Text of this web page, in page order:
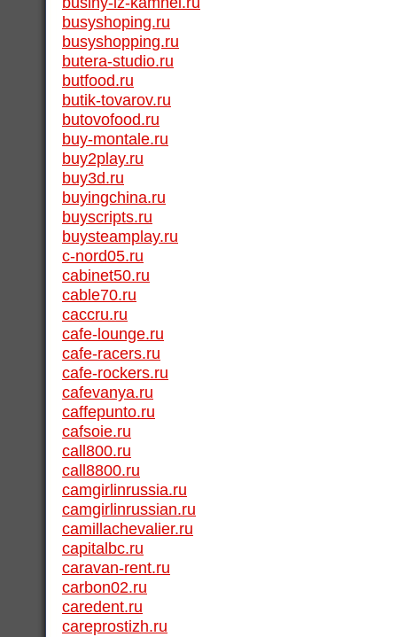
busyshoping.ru
busyshopping.ru
butera-studio.ru
butfood.ru
butik-tovarov.ru
butovofood.ru
buy-montale.ru
buy2play.ru
buy3d.ru
buyingchina.ru
buyscripts.ru
buysteamplay.ru
c-nord05.ru
cabinet50.ru
cable70.ru
caccru.ru
cafe-lounge.ru
cafe-racers.ru
cafe-rockers.ru
cafevanya.ru
caffepunto.ru
cafsoie.ru
call800.ru
call8800.ru
camgirlinrussia.ru
camgirlinrussian.ru
camillachevalier.ru
capitalbc.ru
caravan-rent.ru
carbon02.ru
caredent.ru
careprostizh.ru